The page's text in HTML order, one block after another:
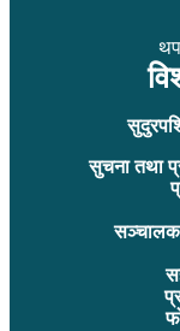
सुचना तथा
सञ्चालक/